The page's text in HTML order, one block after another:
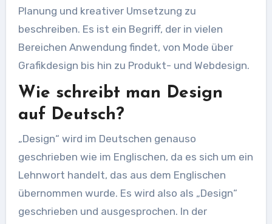
Planung und kreativer Umsetzung zu
beschreiben. Es ist ein Begriff, der in vielen
Bereichen Anwendung findet, von Mode über
Grafikdesign bis hin zu Produkt- und Webdesign.
Wie schreibt man Design
auf Deutsch?
„Design“ wird im Deutschen genauso
geschrieben wie im Englischen, da es sich um ein
Lehnwort handelt, das aus dem Englischen
übernommen wurde. Es wird also als „Design“
geschrieben und ausgesprochen. In der